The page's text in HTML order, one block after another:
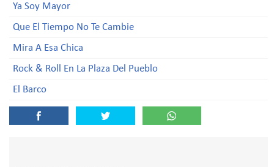
Ya Soy Mayor
Que El Tiempo No Te Cambie
Mira A Esa Chica
Rock & Roll En La Plaza Del Pueblo
El Barco